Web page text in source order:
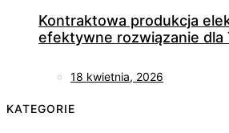
Kontraktowa produkcja
efektywne rozwiązanie dla
18 kwietnia, 2026
KATEGORIE